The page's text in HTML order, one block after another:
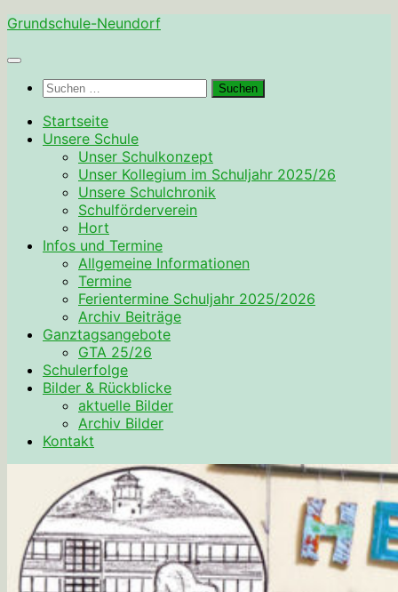
Zum
springen
Grundschule-Neundorf
Suchen
Startseite
Unsere Schule
Unser Schulkonzept
Unser Kollegium im Schuljahr 2025/26
Unsere Schulchronik
Schulförderverein
Hort
Infos und Termine
Allgemeine Informationen
Termine
Ferientermine Schuljahr 2025/2026
Archiv Beiträge
Ganztagsangebote
GTA 25/26
Schulerfolge
Bilder & Rückblicke
aktuelle Bilder
Archiv Bilder
Kontakt